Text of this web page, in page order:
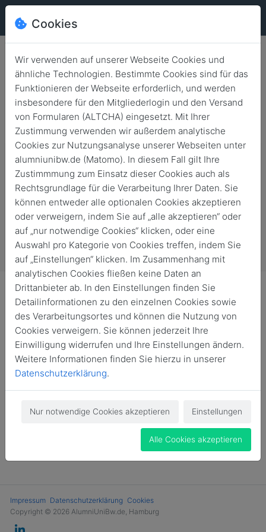
Open Campus an der
HSU/UniBwH
Zurück 20. Juni 2026 Veranstaltungen
Moin, nicht nur an die Hamburger. Bei unserem letzten
Treffen kam die Frage nach den diesjährigen Planungen
für den Veteranentag und die Leutnantsbeförderung
auf.
ersteres bereiten wir etwas vor. Bleibt gespannt.
Cookies
Wir verwenden auf unserer Webseite Cookies und
ähnliche Technologien. Bestimmte Cookies sind für das
Funktionieren der Webseite erforderlich, und werden
insbesondere für den Mitgliederlogin und den Versand
von Formularen (ALTCHA) eingesetzt. Mit Ihrer
Zustimmung verwenden wir außerdem analytische
Cookies zur Nutzungsanalyse unserer Webseiten unter
alumniunibw.de (Matomo). In diesem Fall gilt Ihre
Zustimmmung zum Einsatz dieser Cookies auch als
Rechtsgrundlage für die Verarbeitung Ihrer Daten. Sie
können entweder alle optionalen Cookies akzeptieren
oder verweigern, indem Sie auf „alle akzeptieren“ oder
auf „nur notwendige Cookies“ klicken, oder eine
Auswahl pro Kategorie von Cookies treffen, indem Sie
auf „Einstellungen“ klicken. Im Zusammenhang mit
analytischen Cookies fließen keine Daten an
Drittanbieter ab. In den Einstellungen finden Sie
Detailinformationen zu den einzelnen Cookies sowie
des Verarbeitungsortes und können die Nutzung von
Cookies verweigern. Sie können jederzeit Ihre
Einwilligung widerrufen und Ihre Einstellungen ändern.
Weitere Informationen finden Sie hierzu in unserer
Datenschutzerklärung.
Nur notwendige Cookies akzeptieren Einstellungen
Alle Cookies akzeptieren
Impressum Datenschutzerklärung Cookies
Copyright © 2026 AlumniUniBw.de, Hamburg